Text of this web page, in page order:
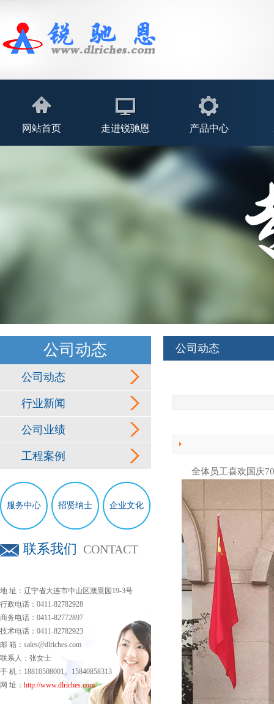
网站首页 走进锐驰恩 产品中心
公司动态
公司动态
行业新闻
公司业绩
工程案例
服务中心 招贤纳士 企业文化
联系我们 CONTACT
地 址：辽宁省大连市中山区澳景园19-3号
行政电话：0411-82782928
商务电话：0411-82772897
技术电话：0411-82782923
邮 箱：sales@dlriches.com
联系人：张女士
手 机：18810508001、15840858313
网 址： http://www.dlriches.com
公司动态
全体员工喜欢国庆